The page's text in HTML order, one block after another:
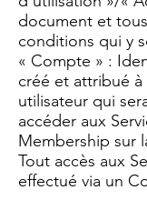
document et
conditions qui y
« Compte » :
créé et attribué à
utilisateur qui
accéder aux
Membership sur
Tout accès aux
effectué via un